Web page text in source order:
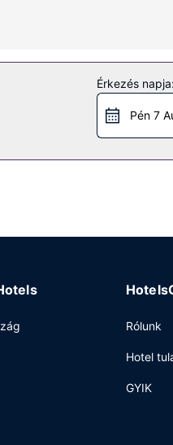
kínálta szabadidős
a következők:
Inn & Suites Moscow a helyi
Érkezés napja:
Pén 7
Rólunk
Hotel
GYIK